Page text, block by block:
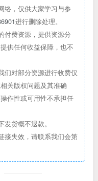
络，仅供大家学习与参
进行删除处理。
付费资源，提供资源分
供任何收益保障，也不
们对部分资源进行收费仅
关版权问题及其准确
作性或可用性不承担任
货概不退款。
接失效，请联系我们会第